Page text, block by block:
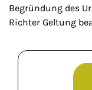
Begründung des
Richter Geltung